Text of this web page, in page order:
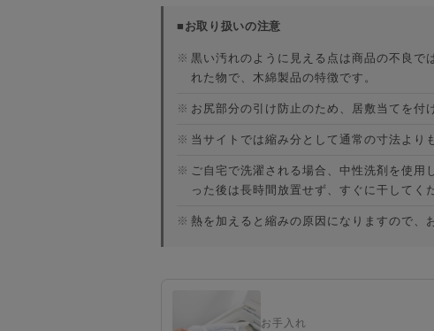
■お取り扱いの注意
※ 黒い汚れのように見える点は商品の不良で
れた物で、木綿製品の特徴です。
※ お尻部分の引け防止のため、居敷当てを付
※ 当サイトでは縮み分として通常の寸法より
※ ご自宅で洗濯される場合、中性洗剤を使
った後は長時間放置せず、すぐに干してく
※ 熱を加えると縮みの原因になりますので、
お手入れ